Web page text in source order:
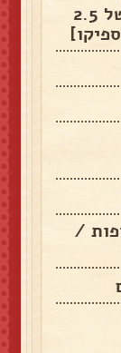
2 ק"ג בשר בקר חתוך לפיסות של 2.5
/